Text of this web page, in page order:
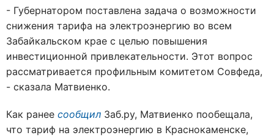
- Губернатором поставлена задача о возможности
снижения тарифа на электроэнергию во всем
Забайкальском крае с целью повышения
инвестиционной привлекательности. Этот вопрос
рассматривается профильным комитетом Совфеда,
- сказала Матвиенко.
Как ранее сообщил Заб.ру, Матвиенко пообещала,
что тариф на электроэнергию в Краснокаменске,